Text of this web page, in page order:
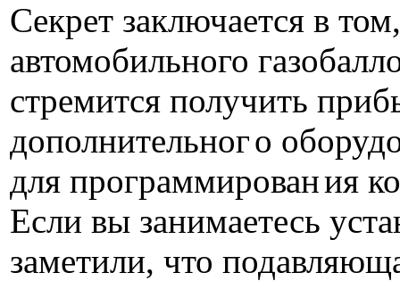
Секрет заключается в
автомобильного
стремится получить
дополнительного
для программирования
Если вы занимаетесь
заметили, что